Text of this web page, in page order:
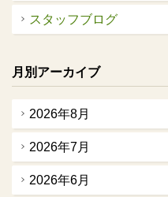
スタッフブログ
月別アーカイブ
2026年8月
2026年7月
2026年6月